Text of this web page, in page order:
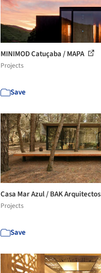
MINIMOD Catuçaba / MAPA
Projects
Save
Casa Mar Azul / BAK Arquitectos
Projects
Save